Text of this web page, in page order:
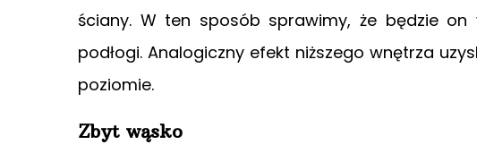
ściany. W ten sposób sprawimy, że będzie on
podłogi. Analogiczny efekt niższego wnętrza
poziomie.
Zbyt wąsko